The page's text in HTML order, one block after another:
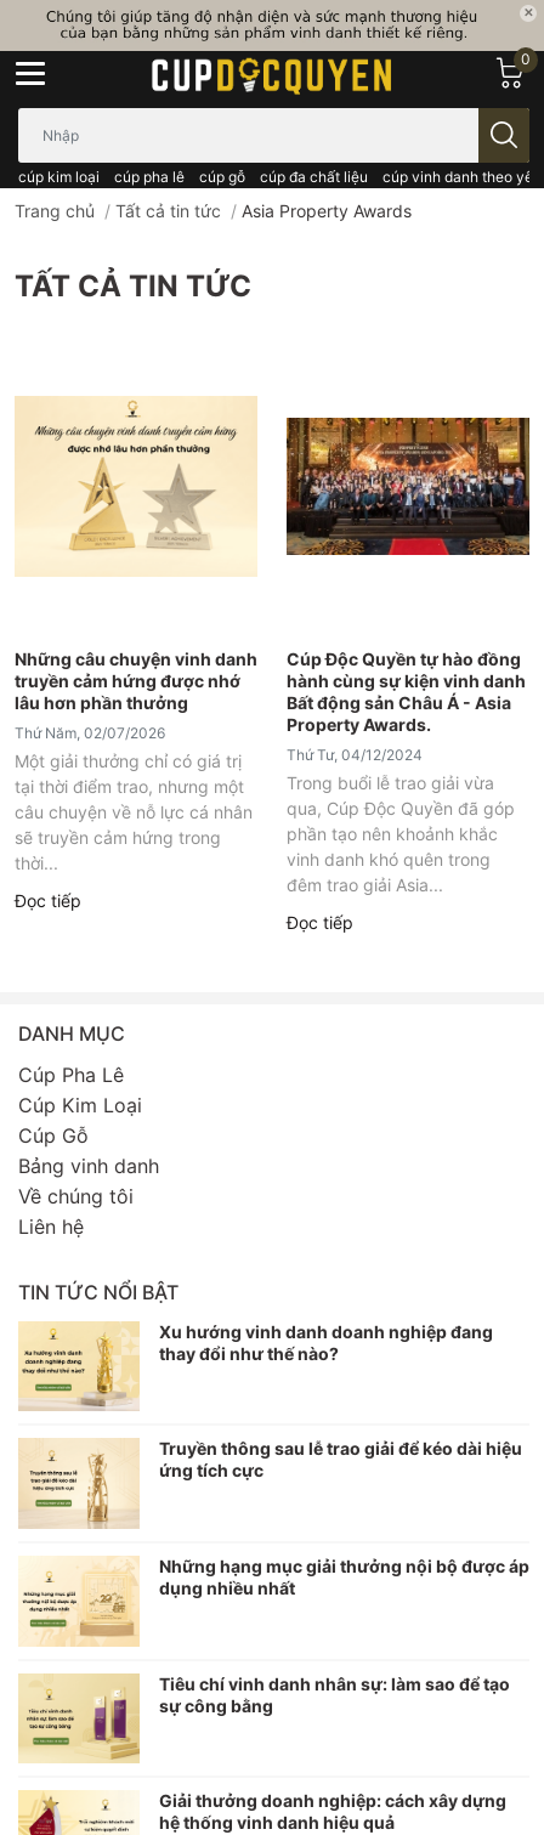
cúp kim loại cúp pha lê cúp gỗ cúp đa chất liệu cúp vinh danh theo
0
Trang chủ / Tất cả tin tức / Asia Property Awards
TẤT CẢ TIN TỨC
Những câu chuyện vinh danh
truyền cảm hứng được nhớ
lâu hơn phần thưởng
Thứ Năm, 02/07/2026
Một giải thưởng chỉ có giá trị
tại thời điểm trao, nhưng một
câu chuyện về nỗ lực cá nhân
sẽ truyền cảm hứng trong
thời...
Đọc tiếp
Cúp Độc Quyền tự hào đồng
hành cùng sự kiện vinh danh
Bất động sản Châu Á - Asia
Property Awards.
Thứ Tư, 04/12/2024
Trong buổi lễ trao giải vừa
qua, Cúp Độc Quyền đã góp
phần tạo nên khoảnh khắc
vinh danh khó quên trong
đêm trao giải Asia...
Đọc tiếp
DANH MỤC
Cúp Pha Lê
Cúp Kim Loại
Cúp Gỗ
Bảng vinh danh
Về chúng tôi
Liên hệ
TIN TỨC NỔI BẬT
Xu hướng vinh danh doanh nghiệp đang
thay đổi như thế nào?
Truyền thông sau lễ trao giải để kéo dài hiệu
ứng tích cực
Những hạng mục giải thưởng nội bộ được áp
dụng nhiều nhất
Tiêu chí vinh danh nhân sự: làm sao để tạo
sự công bằng
Giải thưởng doanh nghiệp: cách xây dựng
hệ thống vinh danh hiệu quả